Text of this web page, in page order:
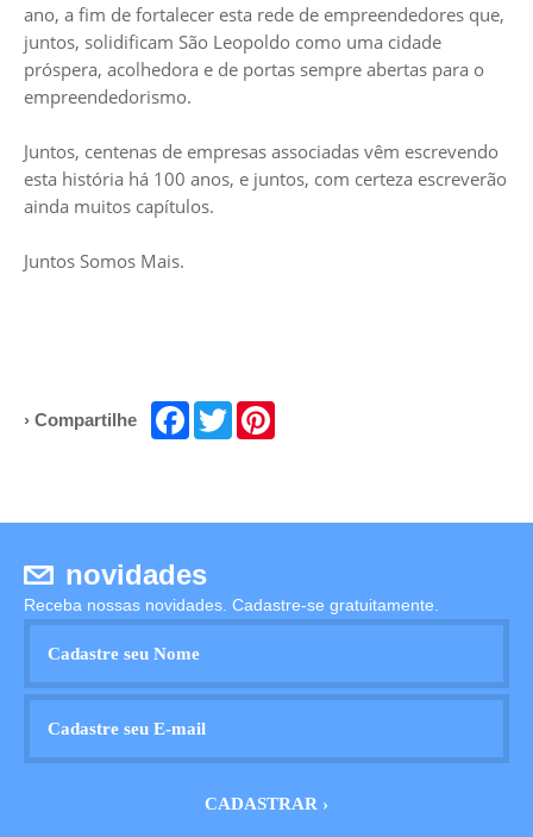
ano, a fim de fortalecer esta rede de empreendedores que,
juntos, solidificam São Leopoldo como uma cidade
próspera, acolhedora e de portas sempre abertas para o
empreendedorismo.
Juntos, centenas de empresas associadas vêm escrevendo
esta história há 100 anos, e juntos, com certeza escreverão
ainda muitos capítulos.
Juntos Somos Mais.
› Compartilhe Facebook
Twitter
novidades
Receba nossas novidades. Cadastre-se gratuitamente.